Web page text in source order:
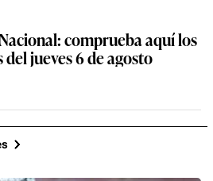
comprueba aquí los
jueves 6 de agosto